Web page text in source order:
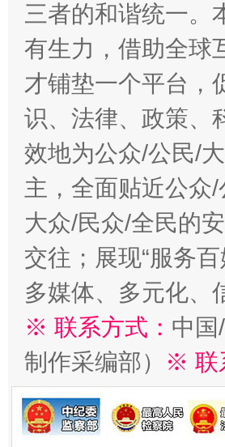
三者的和谐统一。
有生力，借助全球
才铺垫一个平台，
识、法律、政策、
效地为公众/公民/
主，全面贴近公众
大众/民众/全民的
交往；展现“服务
多媒体、多元化、
※ 联系方式： 中国
制作采编部）
※ 联